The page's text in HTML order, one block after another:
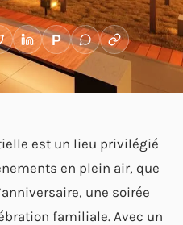
P
est un lieu privilégié
en plein air, que
une soirée
familiale. Avec un